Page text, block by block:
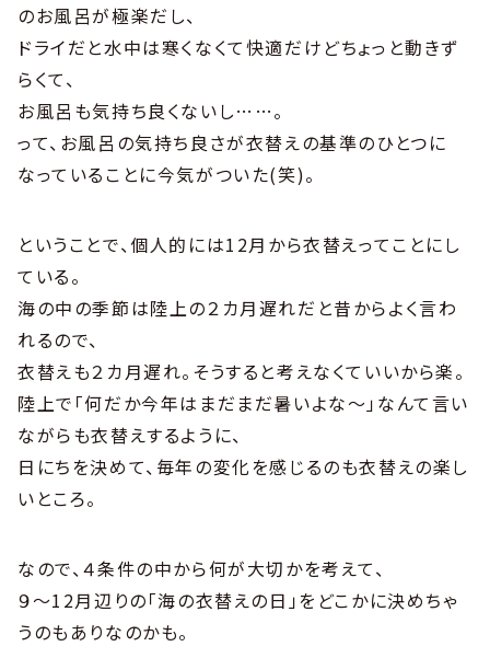
のお風呂が極楽だし、
ドライだと水中は寒くなくて快適だけどちょっと動きず
らくて、
お風呂も気持ち良くないし……。
って、お風呂の気持ち良さが衣替えの基準のひとつに
なっていることに今気がついた(笑)。
ということで、個人的には12月から衣替えってことにし
ている。
海の中の季節は陸上の２カ月遅れだと昔からよく言わ
れるので、
衣替えも２カ月遅れ。そうすると考えなくていいから楽。
陸上で「何だか今年はまだまだ暑いよな〜」なんて言い
ながらも衣替えするように、
日にちを決めて、毎年の変化を感じるのも衣替えの楽し
いところ。
なので、４条件の中から何が大切かを考えて、
９〜12月辺りの「海の衣替えの日」をどこかに決めちゃ
うのもありなのかも。